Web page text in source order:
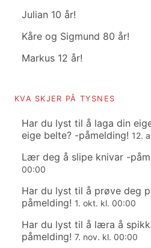
Julian 10 år!
Kåre og Sigmund 80 år!
Markus 12 år!
KVA SKJER PÅ TYSNES
Har du lyst til å laga din
eige belte? -påmelding! 12.
Lær deg å slipe knivar -
00:00
Har du lyst til å prøve deg
påmelding! 1. okt. kl. 00:00
Har du lyst til å læra å
påmelding! 7. nov. kl. 00:00